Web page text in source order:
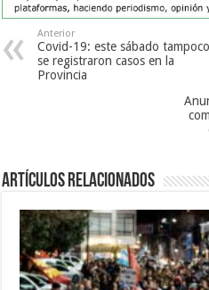
Anterior
Covid-19: este sábado tampoco
se registraron casos en la
Provincia
Artículos Relacionados